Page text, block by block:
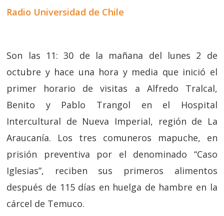
Radio Universidad de Chile
Son las 11: 30 de la mañana del lunes 2 de
octubre y hace una hora y media que inició el
primer horario de visitas a Alfredo Tralcal,
Benito y Pablo Trangol en el Hospital
Intercultural de Nueva Imperial, región de La
Araucanía. Los tres comuneros mapuche, en
prisión preventiva por el denominado “Caso
Iglesias”, reciben sus primeros alimentos
después de 115 días en huelga de hambre en la
cárcel de Temuco.